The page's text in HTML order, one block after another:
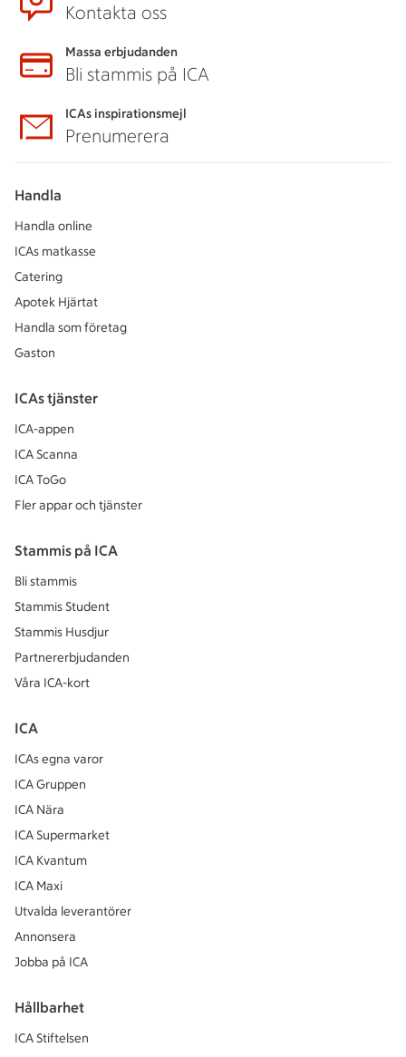
Kontakta oss
Massa erbjudanden
Bli stammis på ICA
ICAs inspirationsmejl
Prenumerera
Handla
Handla online
ICAs matkasse
Catering
Apotek Hjärtat
Handla som företag
Gaston
ICAs tjänster
ICA-appen
ICA Scanna
ICA ToGo
Fler appar och tjänster
Stammis på ICA
Bli stammis
Stammis Student
Stammis Husdjur
Partnererbjudanden
Våra ICA-kort
ICA
ICAs egna varor
ICA Gruppen
ICA Nära
ICA Supermarket
ICA Kvantum
ICA Maxi
Utvalda leverantörer
Annonsera
Jobba på ICA
Hållbarhet
ICA Stiftelsen